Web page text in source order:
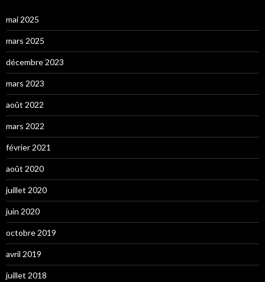
mai 2025
mars 2025
décembre 2023
mars 2023
août 2022
mars 2022
février 2021
août 2020
juillet 2020
juin 2020
octobre 2019
avril 2019
juillet 2018